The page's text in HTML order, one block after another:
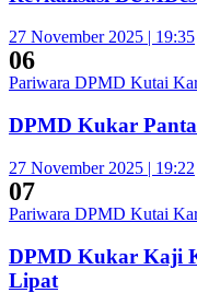
27 November 2025 | 19:35
06
Pariwara DPMD Kutai
DPMD Kukar
27 November 2025 | 19:22
07
Pariwara DPMD Kutai
DPMD Kukar Kaji
Lipat